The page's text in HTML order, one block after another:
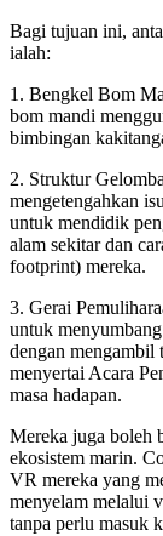
Bagi tujuan ini,
ialah:
1. Bengkel Bom
bom mandi
bimbingan
2. Struktur
mengetengahkan
untuk mendidik
alam sekitar dan
footprint) mereka.
3. Gerai
untuk
dengan mengambil
menyertai Acara
masa hadapan.
Mereka juga boleh
ekosistem marin.
VR mereka yang
menyelam melalui
tanpa perlu masuk